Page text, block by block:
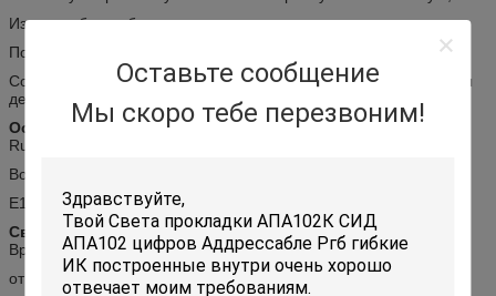
Оставьте сообщение
Мы скоро тебе перезвоним!
Излучать более быстро
Поверхностная покрывая обработка,
Сопротивление, который нужно заржаветь даже для того чтобы
держать шарик в соленой воде
Основание покрытое никелем латунное
Rustless
Вод-плотный
E14/E17/E26/E27/B22
Светлая внутренность
Врежьте прилипатель полиуретана 2-компонента AB
от основания лампы к водителю, до погрузить водителя в воду.